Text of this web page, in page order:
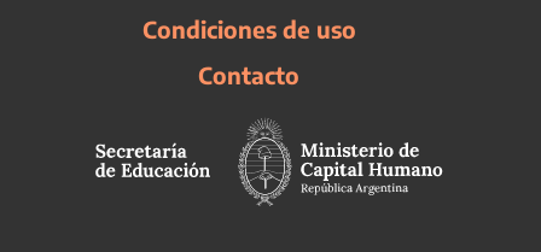
Condiciones de uso
Contacto